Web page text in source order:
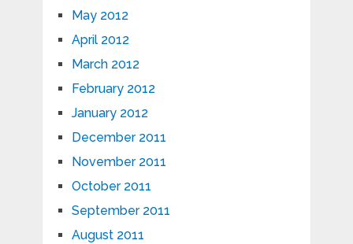
May 2012
April 2012
March 2012
February 2012
January 2012
December 2011
November 2011
October 2011
September 2011
August 2011